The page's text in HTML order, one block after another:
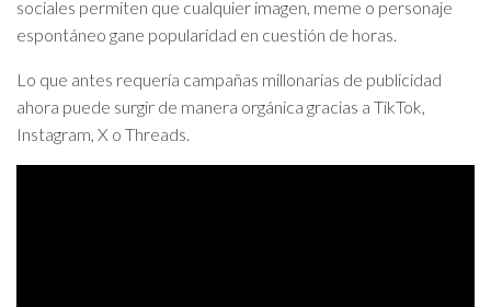
sociales permiten que cualquier imagen, meme o personaje
espontáneo gane popularidad en cuestión de horas.
Lo que antes requería campañas millonarias de publicidad
ahora puede surgir de manera orgánica gracias a TikTok,
Instagram, X o Threads.